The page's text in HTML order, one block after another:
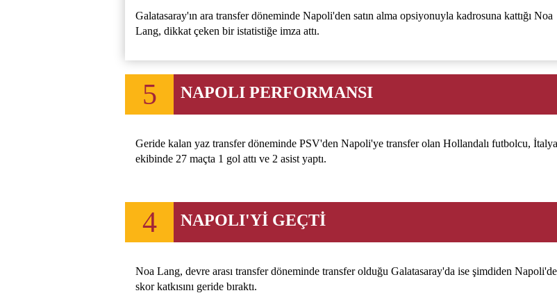
Galatasaray'ın ara transfer döneminde Napoli'den satın alma opsiyonuyla kadrosuna kattığı Noa
Lang, dikkat çeken bir istatistiğe imza attı.
5 NAPOLI PERFORMANSI
Geride kalan yaz transfer döneminde PSV'den Napoli'ye transfer olan Hollandalı futbolcu,
ekibinde 27 maçta 1 gol attı ve 2 asist yaptı.
4 NAPOLI'Yİ GEÇTİ
Noa Lang, devre arası transfer döneminde transfer olduğu Galatasaray'da ise şimdiden
skor katkısını geride bıraktı.